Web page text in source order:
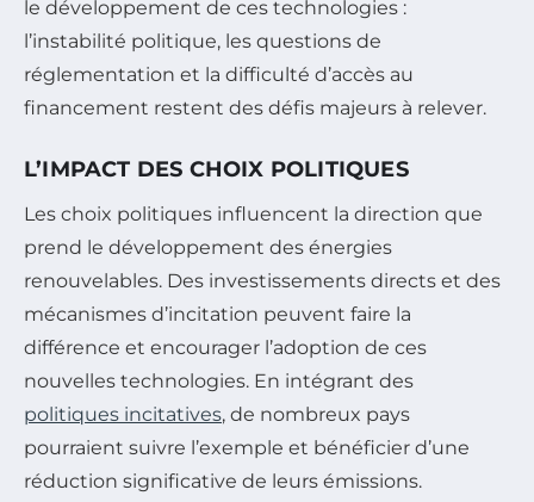
le développement de ces technologies :
l’instabilité politique, les questions de
réglementation et la difficulté d’accès au
financement restent des défis majeurs à relever.
L’IMPACT DES CHOIX POLITIQUES
Les choix politiques influencent la direction que
prend le développement des énergies
renouvelables. Des investissements directs et des
mécanismes d’incitation peuvent faire la
différence et encourager l’adoption de ces
nouvelles technologies. En intégrant des
politiques incitatives, de nombreux pays
pourraient suivre l’exemple et bénéficier d’une
réduction significative de leurs émissions.